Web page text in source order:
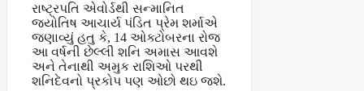
રાષ્ટ્રપતિ એવોર્ડથી સન્માનિત
જ્યોતિષ આચાર્ય પંડિત પ્રેમ શર્માએ
જણાવ્યું હતુ કે, 14 ઓક્ટોબરના રોજ
આ વર્ષની છેલ્લી શનિ અમાસ આવશે
અને તેનાથી અમુક રાશિઓ પરથી
શનિદેવનો પ્રકોપ પણ ઓછો થઇ જશે.